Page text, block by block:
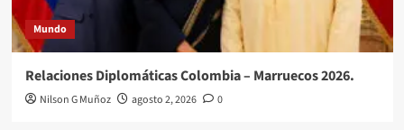
Mundo
Relaciones Diplomáticas Colombia – Marruecos 2026.
Nilson G Muñoz agosto 2, 2026 0